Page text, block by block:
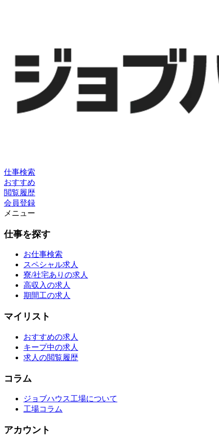
仕事検索
おすすめ
閲覧履歴
会員登録
メニュー
仕事を探す
お仕事検索
スペシャル求人
寮/社宅ありの求人
高収入の求人
期間工の求人
マイリスト
おすすめの求人
キープ中の求人
求人の閲覧履歴
コラム
ジョブハウス工場について
工場コラム
アカウント